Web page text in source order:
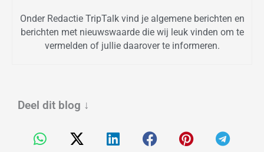
Onder Redactie TripTalk vind je algemene berichten en
berichten met nieuwswaarde die wij leuk vinden om te
vermelden of jullie daarover te informeren.
Deel dit blog ↓